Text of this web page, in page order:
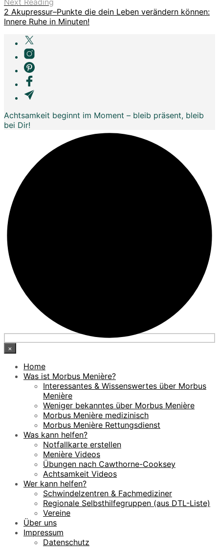
Next Reading
2 Akupressur–Punkte die dein Leben verändern können:
Innere Ruhe in Minuten!
Achtsamkeit beginnt im Moment – bleib präsent, bleib
bei Dir!
×
Home
Was ist Morbus Menière?
Interessantes & Wissenswertes über Morbus
Menière
Weniger bekanntes über Morbus Menière
Morbus Menière medizinisch
Morbus Menière Rettungsdienst
Was kann helfen?
Notfallkarte erstellen
Menière Videos
Übungen nach Cawthorne-Cooksey
Achtsamkeit Videos
Wer kann helfen?
Schwindelzentren & Fachmediziner
Regionale Selbsthilfegruppen (aus DTL-Liste)
Vereine
Über uns
Impressum
Datenschutz